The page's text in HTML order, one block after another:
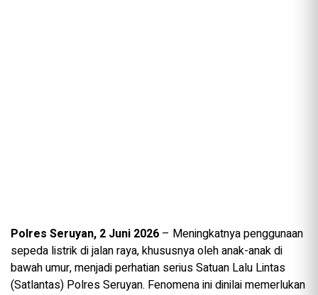
Polres Seruyan, 2 Juni 2026 – Meningkatnya penggunaan
sepeda listrik di jalan raya, khususnya oleh anak-anak di
bawah umur, menjadi perhatian serius Satuan Lalu Lintas
(Satlantas) Polres Seruyan. Fenomena ini dinilai memerlukan